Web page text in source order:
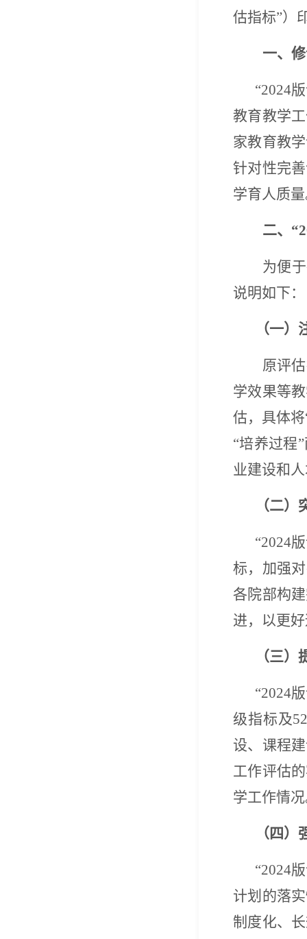
估指标”）
一、
“2024
教育教学
家教育教
针对性完
学育人质
二、
为便
说明如下：
（一）
原评
学效果等
估，具体将
“培养过程
业建设和
（二
“2024
标，加强
各院部构
进，以更
（三
“2024
级指标及
设、课程
工作评估
学工作情
（四
“2024
计划的落
制度化、